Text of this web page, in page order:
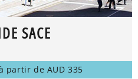
SACE
partir de AUD 335